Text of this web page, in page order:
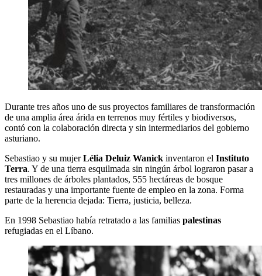
Durante tres años uno de sus proyectos familiares de transformación
de una amplia área árida en terrenos muy fértiles y biodiversos,
contó con la colaboración directa y sin intermediarios del gobierno
asturiano.
Sebastiao y su mujerLélia Deluiz Wanick inventaron el Instituto
Terra. Y de una tierra esquilmada sin ningún árbol lograron pasar a
tres millones de árboles plantados, 555 hectáreas de bosque
restauradas y una importante fuente de empleo en la zona. Forma
parte de la herencia dejada: Tierra, justicia, belleza.
En 1998 Sebastiao había retratado a las familias palestinas
refugiadas en el Líbano.